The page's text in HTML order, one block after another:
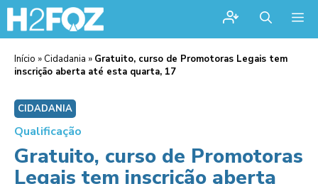
Início » Cidadania » Gratuito, curso de Promotoras Legais tem
inscrição aberta até esta quarta, 17
CIDADANIA
Qualificação
Gratuito, curso de Promotoras
Legais tem inscrição aberta